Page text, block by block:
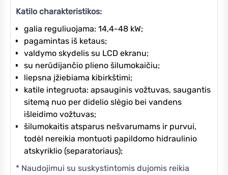
Katilo charakteristikos:
galia reguliuojama: 14,4-48 kW;
pagamintas iš ketaus;
valdymo skydelis su LCD ekranu;
su nerūdijančio plieno šilumokaičiu;
liepsna įžiebiama kibirkštimi;
katile integruota: apsauginis vožtuvas, saugantis
sitemą nuo per didelio slėgio bei vandens
išleidimo vožtuvas;
šilumokaitis atsparus nešvarumams ir purvui,
todėl nereikia montuoti papildomo hidraulinio
atskyriklio (separatoriaus);
* Naudojimui su suskystintomis dujomis reikia